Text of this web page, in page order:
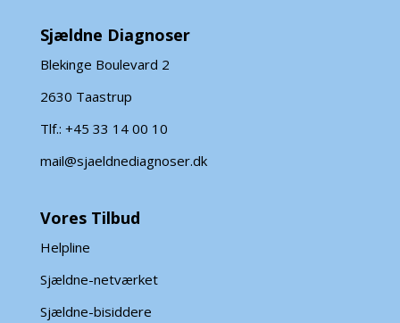
Sjældne Diagnoser
Blekinge Boulevard 2
2630 Taastrup
Tlf.: +45 33 14 00 10
mail@sjaeldnediagnoser.dk
Vores Tilbud
Helpline
Sjældne-netværket
Sjældne-bisiddere